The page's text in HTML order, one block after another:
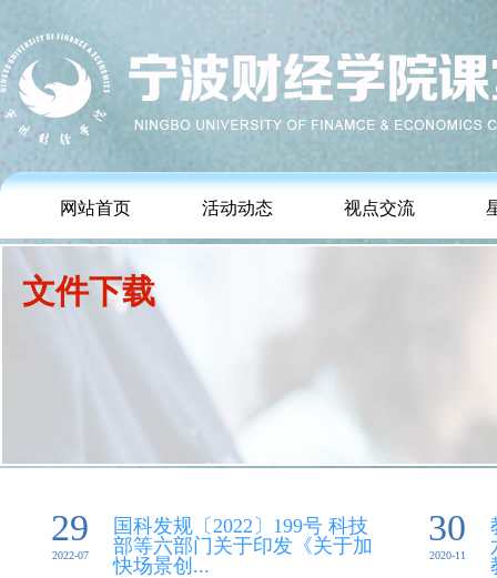
网站首页 活动动态 视点交流
文件下载
29
2022-07
国科发规〔2022〕199号 科技
部等六部门关于印发《关于加
快场景创...
30
2020-11